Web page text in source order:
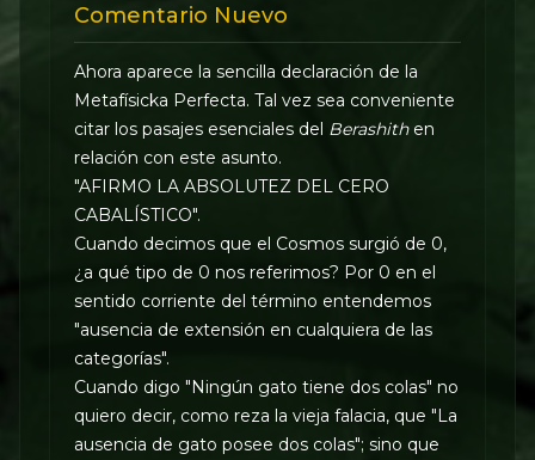
Comentario Nuevo
Ahora aparece la sencilla declaración de la
Metafísicka Perfecta. Tal vez sea conveniente
citar los pasajes esenciales del Berashithen
relación con este asunto.
"AFIRMO LA ABSOLUTEZ DEL CERO
CABALÍSTICO".
Cuando decimos que el Cosmos surgió de 0,
¿a qué tipo de 0 nos referimos? Por 0 en el
sentido corriente del término entendemos
"ausencia de extensión en cualquiera de las
categorías".
Cuando digo "Ningún gato tiene dos colas" no
quiero decir, como reza la vieja falacia, que "La
ausencia de gato posee dos colas"; sino que